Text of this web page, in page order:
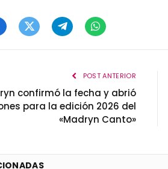
TwitterTelegramWhatsApp
POST ANTERIOR
confirmó la fecha y abrió
para la edición 2026 del
«Madryn Canto»